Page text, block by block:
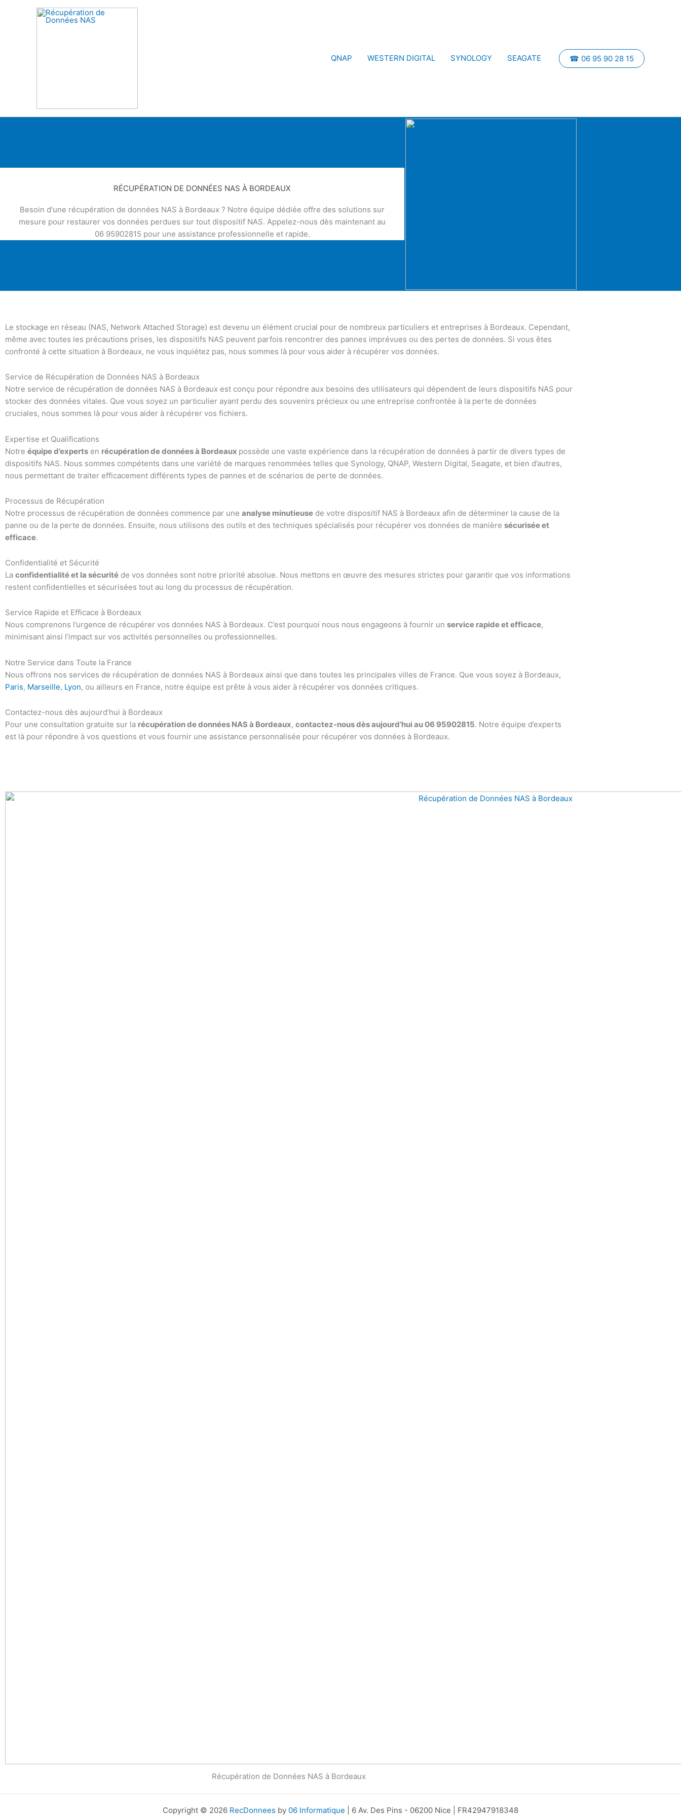
QNAP WESTERN DIGITAL SYNOLOGY SEAGATE ☎ 06 95 90 28 15
RÉCUPÉRATION DE DONNÉES NAS À BORDEAUX
Besoin d'une récupération de données NAS à Bordeaux ? Notre équipe dédiée offre des solutions sur
mesure pour restaurer vos données perdues sur tout dispositif NAS. Appelez-nous dès maintenant au
06 95902815 pour une assistance professionnelle et rapide.
Le stockage en réseau (NAS, Network Attached Storage) est devenu un élément crucial pour de nombreux particuliers et entreprises à Bordeaux. Cependant,
même avec toutes les précautions prises, les dispositifs NAS peuvent parfois rencontrer des pannes imprévues ou des pertes de données. Si vous êtes
confronté à cette situation à Bordeaux, ne vous inquiétez pas, nous sommes là pour vous aider à récupérer vos données.
Service de Récupération de Données NAS à Bordeaux
Notre service de récupération de données NAS à Bordeaux est conçu pour répondre aux besoins des utilisateurs qui dépendent de leurs dispositifs NAS pour
stocker des données vitales. Que vous soyez un particulier ayant perdu des souvenirs précieux ou une entreprise confrontée à la perte de données
cruciales, nous sommes là pour vous aider à récupérer vos fichiers.
Expertise et Qualifications
Notre équipe d’experts en récupération de données à Bordeaux possède une vaste expérience dans la récupération de données à partir de divers types de
dispositifs NAS. Nous sommes compétents dans une variété de marques renommées telles que Synology, QNAP, Western Digital, Seagate, et bien d’autres,
nous permettant de traiter efficacement différents types de pannes et de scénarios de perte de données.
Processus de Récupération
Notre processus de récupération de données commence par une analyse minutieuse de votre dispositif NAS à Bordeaux afin de déterminer la cause de la
panne ou de la perte de données. Ensuite, nous utilisons des outils et des techniques spécialisés pour récupérer vos données de manière sécurisée et
efficace.
Confidentialité et Sécurité
La confidentialité et la sécurité de vos données sont notre priorité absolue. Nous mettons en œuvre des mesures strictes pour garantir que vos informations
restent confidentielles et sécurisées tout au long du processus de récupération.
Service Rapide et Efficace à Bordeaux
Nous comprenons l’urgence de récupérer vos données NAS à Bordeaux. C’est pourquoi nous nous engageons à fournir un service rapide et efficace,
minimisant ainsi l’impact sur vos activités personnelles ou professionnelles.
Notre Service dans Toute la France
Nous offrons nos services de récupération de données NAS à Bordeaux ainsi que dans toutes les principales villes de France. Que vous soyez à Bordeaux,
Paris, Marseille, Lyon, ou ailleurs en France, notre équipe est prête à vous aider à récupérer vos données critiques.
Contactez-nous dès aujourd’hui à Bordeaux
Pour une consultation gratuite sur la récupération de données NAS à Bordeaux, contactez-nous dès aujourd’hui au 06 95902815. Notre équipe d’experts
est là pour répondre à vos questions et vous fournir une assistance personnalisée pour récupérer vos données à Bordeaux.
Récupération de Données NAS à Bordeaux
Copyright © 2026 RecDonnees by 06 Informatique | 6 Av. Des Pins - 06200 Nice | FR42947918348